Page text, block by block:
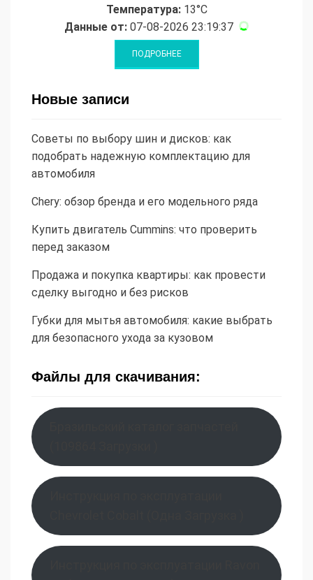
Температура:13°C
Данные от: 07-08-2026 23:19:37
Новые записи
Советы по выбору шин и дисков: как
подобрать надежную комплектацию для
автомобиля
Chery: обзор бренда и его модельного ряда
Купить двигатель Cummins: что проверить
перед заказом
Продажа и покупка квартиры: как провести
сделку выгодно и без рисков
Губки для мытья автомобиля: какие выбрать
для безопасного ухода за кузовом
Файлы для скачивания: